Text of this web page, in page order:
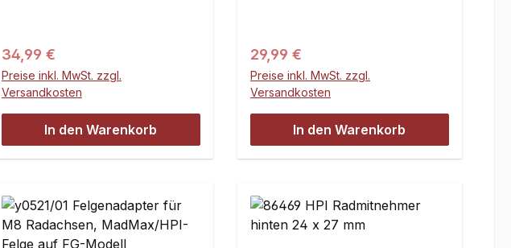
Regulärer Preis:
34,99 €
Preise inkl. MwSt. zzgl.
Versandkosten
In den Warenkorb
Regulärer Preis:
29,99 €
Preise inkl. MwSt. zzgl.
Versandkosten
In den Warenkorb